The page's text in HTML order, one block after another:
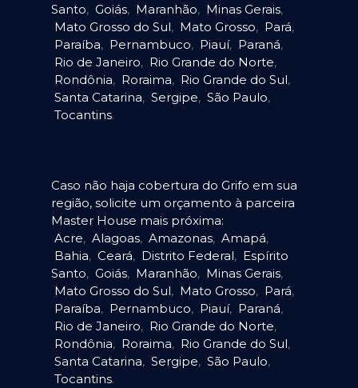
Santo, Goiás, Maranhão, Minas Gerais,
Mato Grosso do Sul, Mato Grosso, Pará,
Paraíba, Pernambuco, Piauí, Paraná,
Rio de Janeiro, Rio Grande do Norte,
Rondônia, Roraima, Rio Grande do Sul,
Santa Catarina, Sergipe, São Paulo,
Tocantins.
Caso não haja cobertura do Grifo em sua
região, solicite um orçamento à parceira
Master House mais próxima:
Acre, Alagoas, Amazonas, Amapá,
Bahia, Ceará, Distrito Federal, Espírito
Santo, Goiás, Maranhão, Minas Gerais,
Mato Grosso do Sul, Mato Grosso, Pará,
Paraíba, Pernambuco, Piauí, Paraná,
Rio de Janeiro, Rio Grande do Norte,
Rondônia, Roraima, Rio Grande do Sul,
Santa Catarina, Sergipe, São Paulo,
Tocantins.